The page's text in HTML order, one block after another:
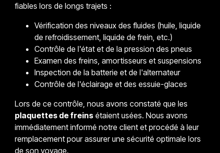
fiables lors de longs trajets :
Vérification des niveaux des fluides (huile, liquide
de refroidissement, liquide de frein, etc.)
Contrôle de l'état et de la pression des pneus
Examen des freins, amortisseurs et suspensions
Inspection de la batterie et de l'alternateur
Contrôle de l'éclairage et des essuie-glaces
Lors de ce contrôle, nous avons constaté que les
plaquettes de freinsétaient usées. Nous avons
immédiatement informé notre client et procédé à leur
remplacement pour assurer une sécurité optimale lors
de son voyage.